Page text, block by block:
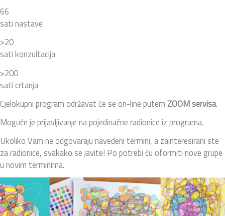
66
sati nastave
>20
sati konzultacija
>200
sati crtanja
Cjelokupni program održavat će se on-line putem ZOOM servisa.
Moguće je prijavljivanje na pojedinačne radionice iz programa.
Ukoliko Vam ne odgovaraju navedeni termini, a zainteresirani ste
za radionice, svakako se javite! Po potrebi ću oformiti nove grupe
u novim terminima.